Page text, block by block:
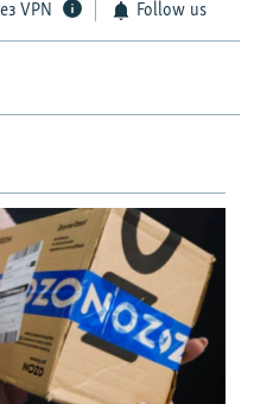
VPN Follow us